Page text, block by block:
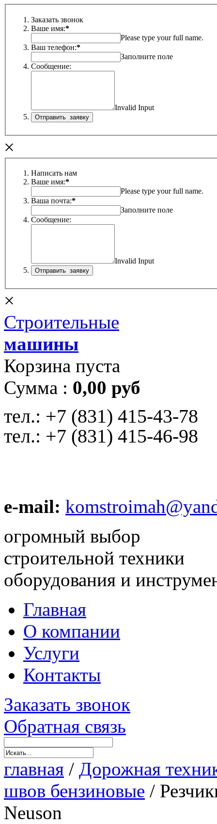
Заказать звонок
Ваше имя:*
Please type your full name.
Ваш телефон:*
Заполните поле
Сообщение:
Invalid Input
×
Написать нам
Ваше имя:*
Please type your full name.
Ваша почта:*
Заполните поле
Сообщение:
Invalid Input
×
Строительные
машины
Корзина пуста
Сумма : 0,00 руб
тел.: +7 (831) 415-43-78
тел.: +7 (831) 415-46-98
e-mail:
огромный выбор
строительной техники
оборудования и
Главная
О компании
Услуги
Контакты
Заказать звонок
Обратная связь
главная / Дорожная
швов бензиновые /
Neuson